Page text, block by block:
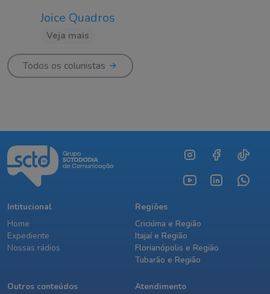
Joice Quadros
Veja mais
Todos os colunistas
Intitucional
Home
Expediente
Nossas rádios
Regiões
Criciúma e Região
Itajaí e Região
Florianópolis e Região
Tubarão e Região
Outros conteúdos Atendimento